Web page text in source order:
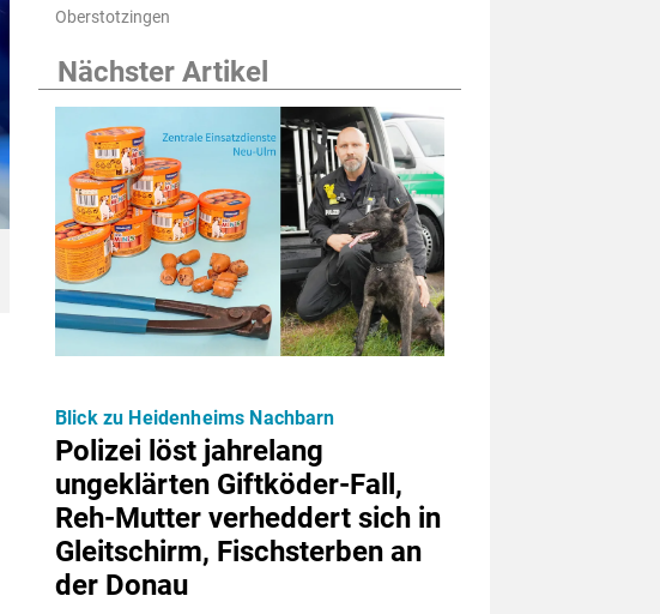
Oberstotzingen
Nächster Artikel
Polizei löst jahrelang
ungeklärten Giftköder-Fall,
Reh-Mutter verheddert sich in
Gleitschirm, Fischsterben an
der Donau
Blick zu Heidenheims Nachbarn